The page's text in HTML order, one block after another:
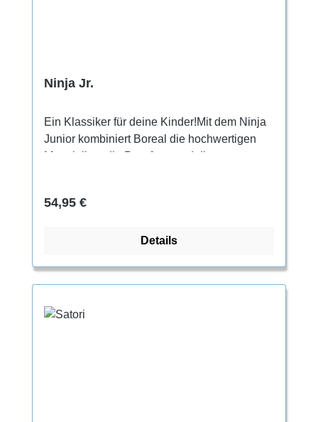
Ninja Jr.
Ein Klassiker für deine Kinder!Mit dem Ninja
Junior kombiniert Boreal die hochwertigen
Materialien, die Passform und die
einem freundlichen, leicht zu bedienenden
Regulärer Preis:
54,95 €
Details